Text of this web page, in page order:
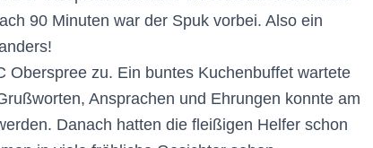
90 Minuten war der Spuk vorbei. Also ein
Oberspree zu. Ein buntes Kuchenbuffet wartete
Ansprachen und Ehrungen konnte am
Danach hatten die fleißigen Helfer schon